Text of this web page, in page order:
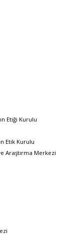
Etiği Kurulu
Etik Kurulu
Araştırma Merkezi